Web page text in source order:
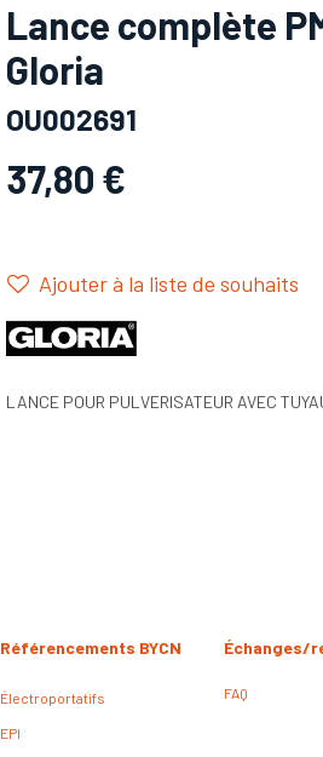
Lance complète
Gloria
OU002691
37,80 €
Ajouter à la liste de souhaits
LANCE POUR PULVERISATEUR AVEC
Échanges/
FAQ
Référencements BYCN
Électroportatifs
EPI